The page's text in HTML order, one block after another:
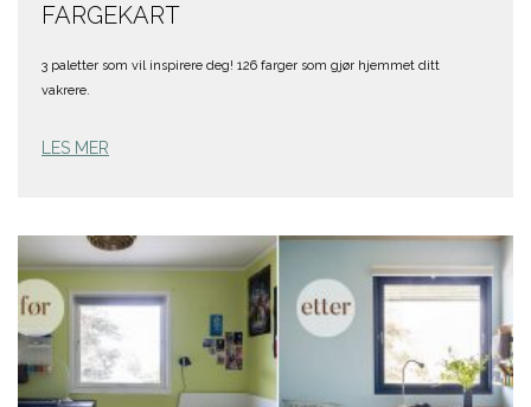
FARGEKART
3 paletter som vil inspirere deg! 126 farger som gjør hjemmet ditt
vakrere.
LES MER